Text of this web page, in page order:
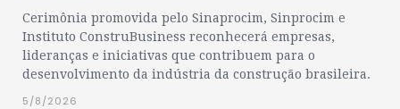
Cerimônia promovida pelo Sinaprocim, Sinprocim e
Instituto ConstruBusiness reconhecerá empresas,
lideranças e iniciativas que contribuem para o
desenvolvimento da indústria da construção brasileira.
5/8/2026